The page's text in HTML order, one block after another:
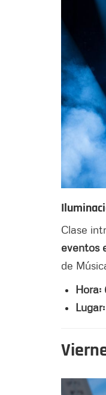
Clase
eventos
de
Hora: